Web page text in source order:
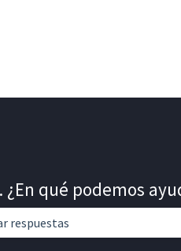
submenú de
¿En qué podemos